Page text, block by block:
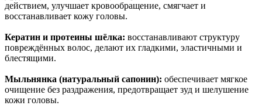
действием, улучшает кровообращение, смягчает и
восстанавливает кожу головы.
Кератин и протеины шёлка: восстанавливают структуру
повреждённых волос, делают их гладкими, эластичными и
блестящими.
Мыльнянка (натуральный сапонин): обеспечивает мягкое
очищение без раздражения, предотвращает зуд и шелушение
кожи головы.